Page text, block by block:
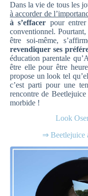
Dans la vie de tous les
à accorder de
à s’effacer pour
conventionnel.
être soi-même,
revendiquer ses
éducation parentale
être elle pour être
propose un look tel
c’est parti pour une
rencontre de
morbide !
Look
⇒ Beetlejuice